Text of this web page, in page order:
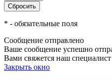
* - обязательные поля
Сообщение отправлено
Ваше сообщение успешно
Вами свяжется наш специалист
Закрыть окно